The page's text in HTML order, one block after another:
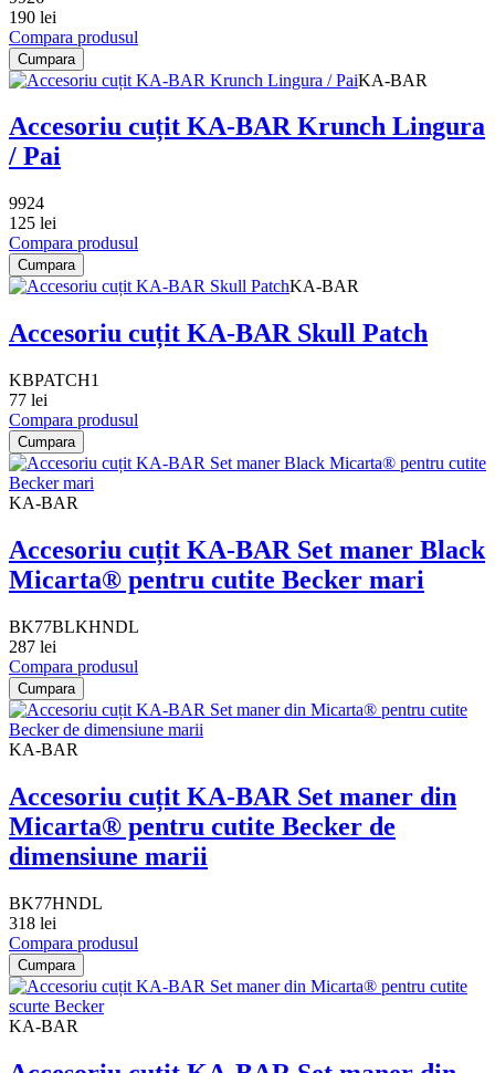
190 lei
Compara produsul
Cumpara
KA-BAR
Accesoriu cuțit KA-BAR Krunch Lingura
/ Pai
9924
125 lei
Compara produsul
Cumpara
KA-BAR
Accesoriu cuțit KA-BAR Skull Patch
KBPATCH1
77 lei
Compara produsul
Cumpara
KA-BAR
Accesoriu cuțit KA-BAR Set maner Black
Micarta® pentru cutite Becker mari
BK77BLKHNDL
287 lei
Compara produsul
Cumpara
KA-BAR
Accesoriu cuțit KA-BAR Set maner din
Micarta® pentru cutite Becker de
dimensiune marii
BK77HNDL
318 lei
Compara produsul
Cumpara
KA-BAR